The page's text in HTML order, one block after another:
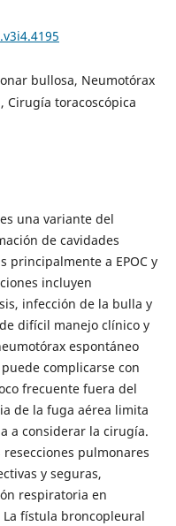
bullosa, Neumotórax
Cirugía toracoscópica
una variante del
de cavidades
principalmente a EPOC y
incluyen
infección de la bulla y
difícil manejo clínico y
espontáneo
complicarse con
frecuente fuera del
de la fuga aérea limita
a considerar la cirugía.
pulmonares
y seguras,
respiratoria en
La fístula broncopleural